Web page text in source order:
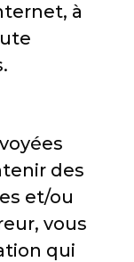
à
des
et/ou
vous
qui